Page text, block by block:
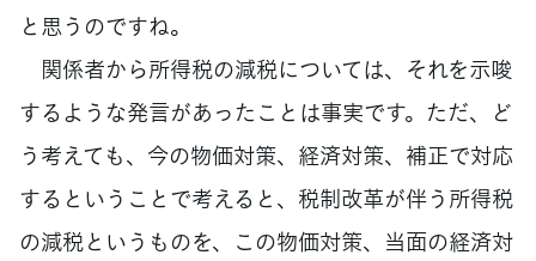
と思うのですね。
関係者から所得税の減税については、それを示唆
するような発言があったことは事実です。ただ、ど
う考えても、今の物価対策、経済対策、補正で対応
するということで考えると、税制改革が伴う所得税
の減税というものを、この物価対策、当面の経済対